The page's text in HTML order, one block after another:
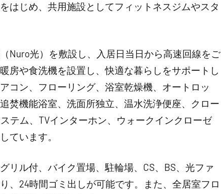
はじめ、共用施設としてフィットネスジムやスタ
Nuro光）を敷設し、入居日当日から高速回線をご
房や食洗機を設置し、快適な暮らしをサポートし
コン、フローリング、浴室乾燥機、オートロッ
焚機能浴室、洗面所独立、温水洗浄便座、クロー
テム、TVインターホン、ウォークインクローゼ
ています。
リル付、バイク置場、駐輪場、CS、BS、光ファ
、24時間ゴミ出しが可能です。また、全居室フロ